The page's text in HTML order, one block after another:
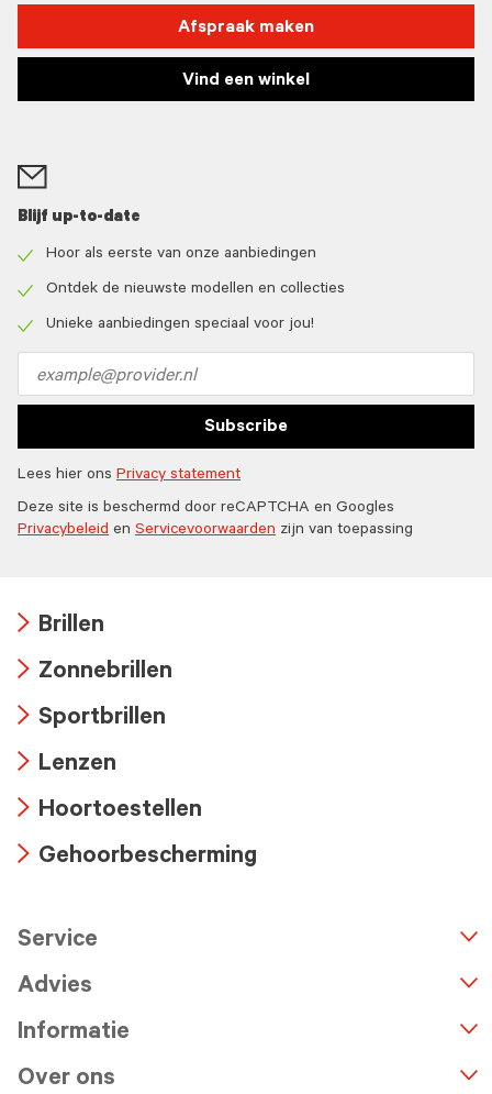
Afspraak maken
Vind een winkel
Blijf up-to-date
icon
Hoor als eerste van onze aanbiedingen
icon
Ontdek de nieuwste modellen en collecties
Unieke aanbiedingen speciaal voor jou!
address
Subscribe
Lees hier ons Privacy statement
Deze site is beschermd door reCAPTCHA en Googles
Privacybeleid en Servicevoorwaarden zijn van toepassing
icon
Brillen
icon
Zonnebrillen
icon
Sportbrillen
icon
Lenzen
icon
Hoortoestellen
Gehoorbescherming
Service
Advies
Informatie
Over ons